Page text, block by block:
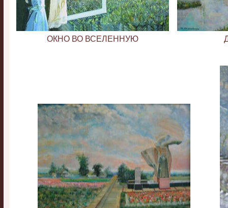
ОКНО ВО ВСЕЛЕННУЮ